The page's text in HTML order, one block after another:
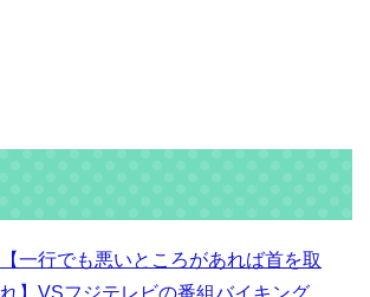
【一行でも悪いところがあれば首を取
れ】VSフジテレビの番組バイキング。